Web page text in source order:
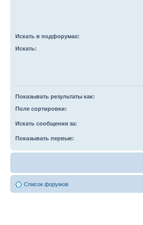
Искать в подфорумах:
Искать:
Показывать результаты как:
Поле сортировки:
Искать сообщения за:
Показывать первые:
Список форумов